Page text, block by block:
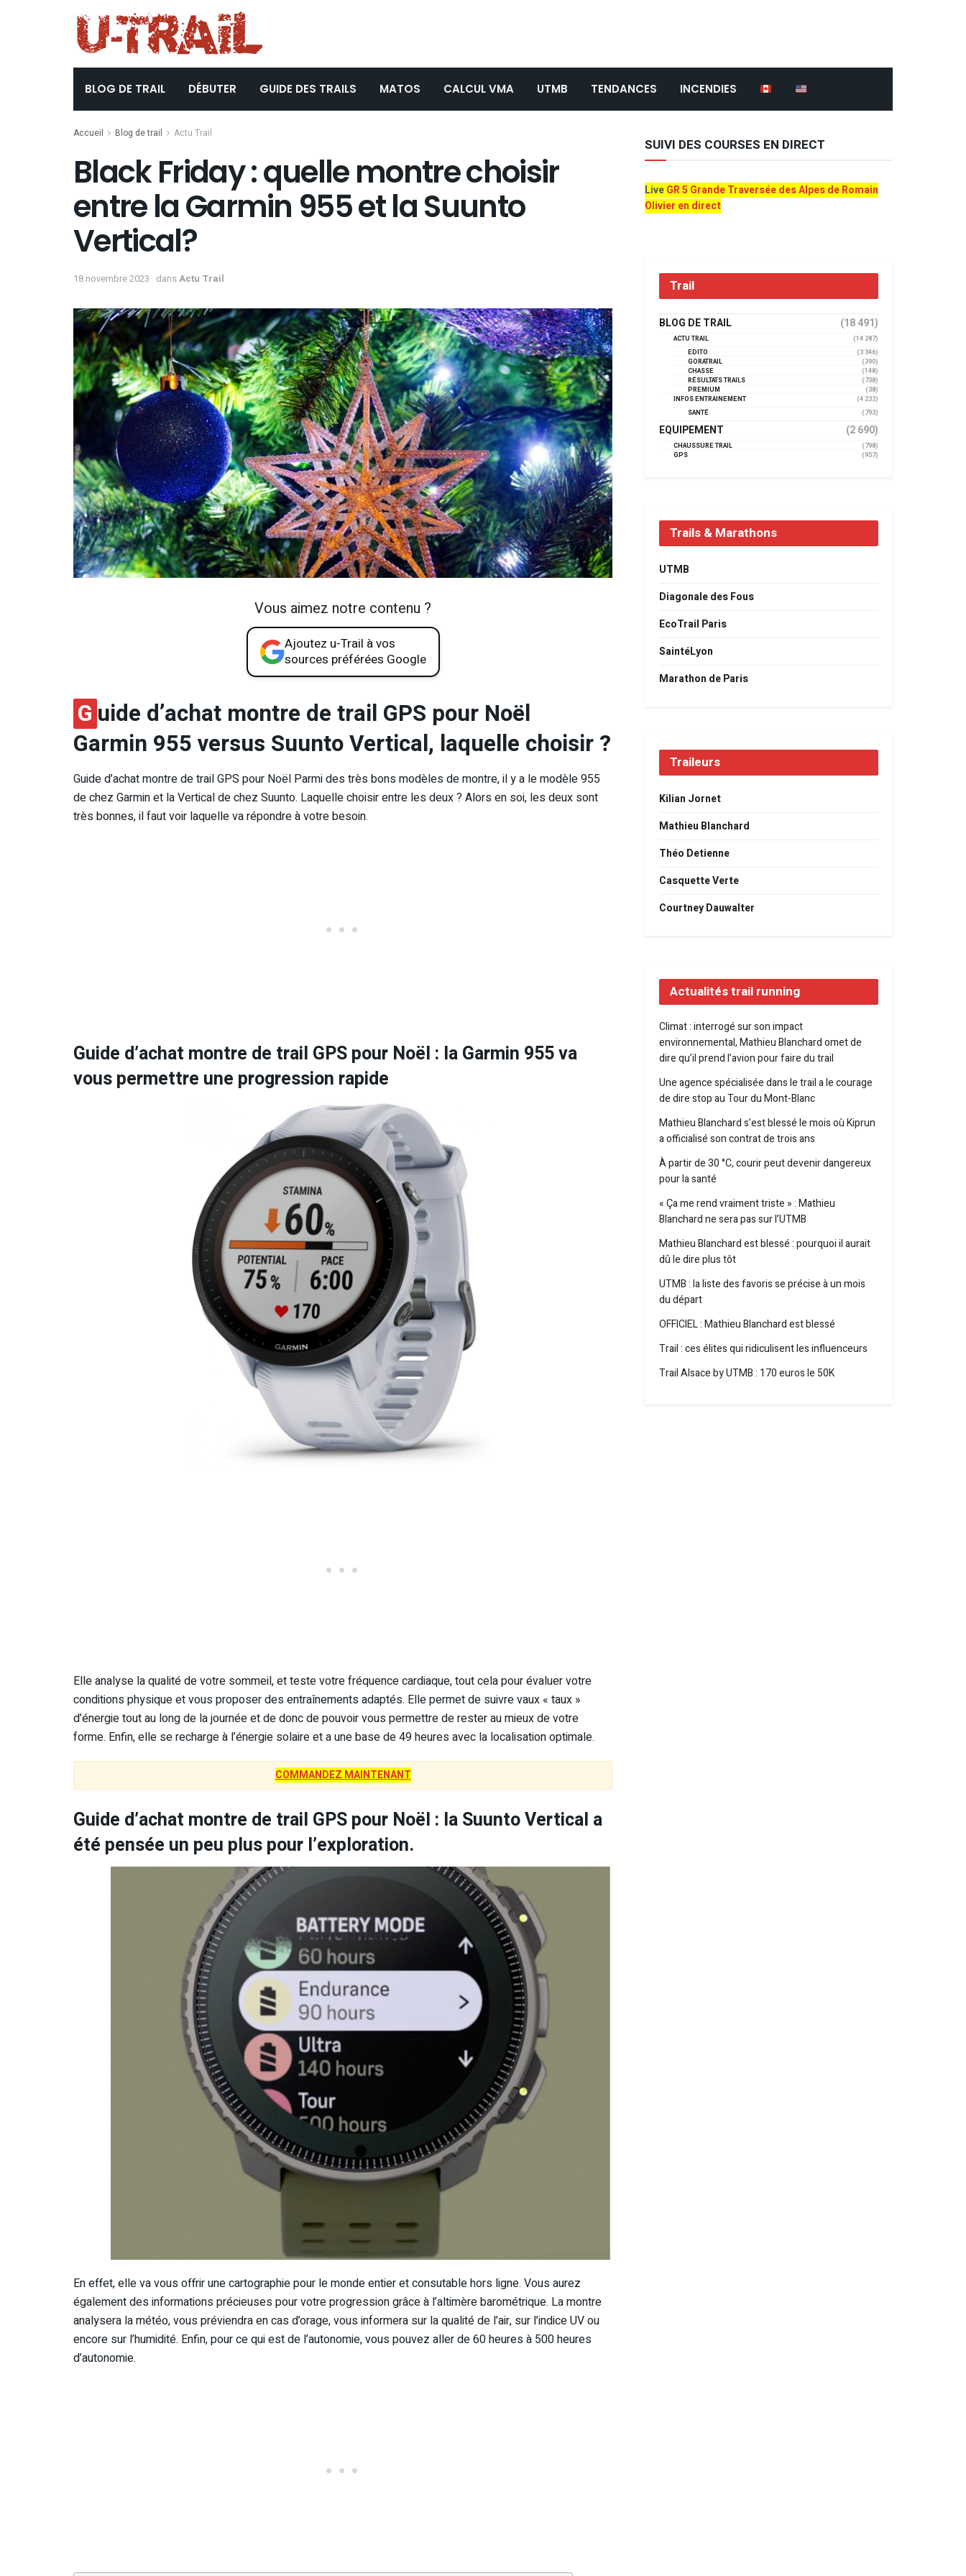
BLOG DE TRAIL DÉBUTER GUIDE DES TRAILS MATOS CALCUL VMA UTMB TENDANCES INCENDIES
Accueil Blog de trail Actu Trail
Black Friday : quelle montre choisir
entre la Garmin 955 et la Suunto
Vertical?
18 novembre 2023 dansActu Trail
Vous aimez notre contenu ?
Ajoutez u-Trail à vos
sources préférées Google
G uide d’achat montre de trail GPS pour Noël
Garmin 955 versus Suunto Vertical, laquelle choisir ?
Guide d’achat montre de trail GPS pour Noël Parmi des très bons modèles de montre, il y a le modèle 955
de chez Garmin et la Vertical de chez Suunto. Laquelle choisir entre les deux ? Alors en soi, les deux sont
très bonnes, il faut voir laquelle va répondre à votre besoin.
Guide d’achat montre de trail GPS pour Noël : la Garmin 955 va
vous permettre une progression rapide
Elle analyse la qualité de votre sommeil, et teste votre fréquence cardiaque, tout cela pour évaluer votre
conditions physique et vous proposer des entraînements adaptés. Elle permet de suivre vaux « taux »
d’énergie tout au long de la journée et de donc de pouvoir vous permettre de rester au mieux de votre
forme. Enfin, elle se recharge à l’énergie solaire et a une base de 49 heures avec la localisation optimale.
COMMANDEZ MAINTENANT
Guide d’achat montre de trail GPS pour Noël : la Suunto Vertical a
été pensée un peu plus pour l’exploration.
En effet, elle va vous offrir une cartographie pour le monde entier et consutable hors ligne. Vous aurez
également des informations précieuses pour votre progression grâce à l’altimère barométrique. La montre
analysera la météo, vous préviendra en cas d’orage, vous informera sur la qualité de l’air, sur l’indice UV ou
encore sur l’humidité. Enfin, pour ce qui est de l’autonomie, vous pouvez aller de 60 heures à 500 heures
d’autonomie.
SUIVI DES COURSES EN DIRECT
LiveGR 5 Grande Traversée des Alpes de Romain
Olivier en direct
Trail
BLOG DE TRAIL (18 491)
ACTU TRAIL
(14 287)
EDITO
(3 346)
GORATRAIL
(390)
CHASSE
(148)
RÉSULTATS TRAILS
(738)
PREMIUM
(38)
INFOS ENTRAINEMENT
(4 232)
SANTÉ
(793)
EQUIPEMENT (2 690)
CHAUSSURE TRAIL
(798)
GPS
(957)
Trails & Marathons
UTMB
Diagonale des Fous
EcoTrail Paris
SaintéLyon
Marathon de Paris
Traileurs
Kilian Jornet
Mathieu Blanchard
Théo Detienne
Casquette Verte
Courtney Dauwalter
Actualités trail running
Climat : interrogé sur son impact
environnemental, Mathieu Blanchard omet de
dire qu’il prend l’avion pour faire du trail
Une agence spécialisée dans le trail a le courage
de dire stop au Tour du Mont-Blanc
Mathieu Blanchard s’est blessé le mois où Kiprun
a officialisé son contrat de trois ans
À partir de 30 °C, courir peut devenir dangereux
pour la santé
« Ça me rend vraiment triste » : Mathieu
Blanchard ne sera pas sur l’UTMB
Mathieu Blanchard est blessé : pourquoi il aurait
dû le dire plus tôt
UTMB : la liste des favoris se précise à un mois
du départ
OFFICIEL : Mathieu Blanchard est blessé
Trail : ces élites qui ridiculisent les influenceurs
Trail Alsace by UTMB : 170 euros le 50K